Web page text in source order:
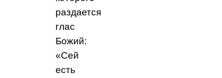
раздается
глас
Божий:
«Сей
есть